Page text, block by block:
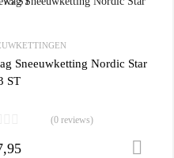
winkelwagen
Sneeuwketting Nordic Star
ST
(0 reviews)